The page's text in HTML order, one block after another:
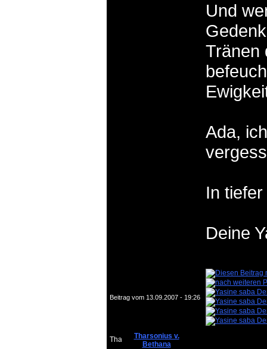
Und
Tränen
Ada,
In
Deine
Beitrag vom 13.09.2007 - 19:26
Tharsonius v.
Bethana